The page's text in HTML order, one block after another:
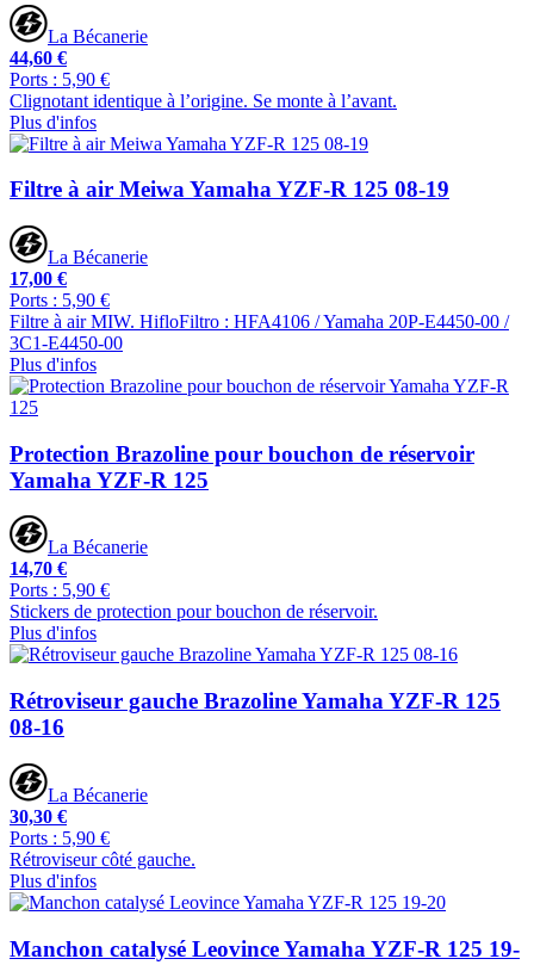
La Bécanerie
44,60 €
Ports : 5,90 €
Clignotant identique à l’origine. Se monte à l’avant.
Plus d'infos
Filtre à air Meiwa Yamaha YZF-R 125 08-19
La Bécanerie
17,00 €
Ports : 5,90 €
Filtre à air MIW. HifloFiltro : HFA4106 / Yamaha 20P-E4450-00 /
3C1-E4450-00
Plus d'infos
Protection Brazoline pour bouchon de réservoir
Yamaha YZF-R 125
La Bécanerie
14,70 €
Ports : 5,90 €
Stickers de protection pour bouchon de réservoir.
Plus d'infos
Rétroviseur gauche Brazoline Yamaha YZF-R 125
08-16
La Bécanerie
30,30 €
Ports : 5,90 €
Rétroviseur côté gauche.
Plus d'infos
Manchon catalysé Leovince Yamaha YZF-R 125 19-